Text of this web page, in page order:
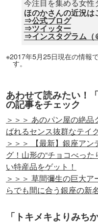
今注目を集める女性
ほのかさんの近況
⇒公式ブログ
⇒ツイッター
⇒インスタグラム（
※2017年5月25日現在の情報
す。
あわせて読みたい！
の記事をチェック
＞＞＞ あのパン屋の絶
ばれるセンス抜群なテイ
＞＞＞ 【最新】銀座ア
グ！山形の“チョコべっ
い特産品をゲット！
＞＞＞ 草間彌生の巨大
らでも間に合う銀座の新
「トキメキよりみち